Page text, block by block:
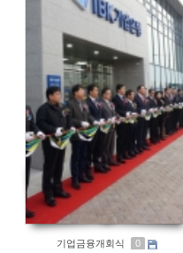
기업금융개회식 0